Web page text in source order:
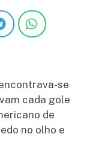
se
cada gole
de
no olho e